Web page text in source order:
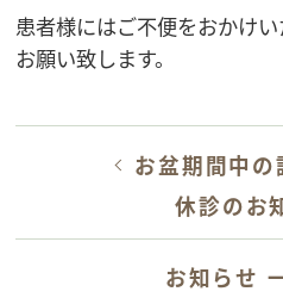
患者様にはご不便をおかけ
お願い致します。
お盆期間中の
休診のお
お知らせ